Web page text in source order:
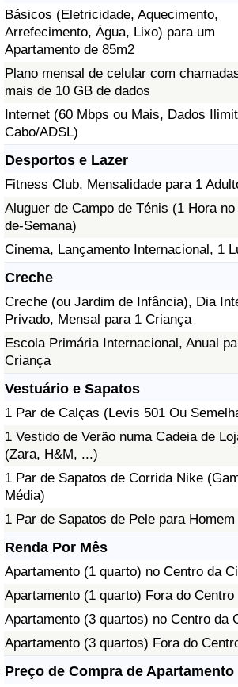
Básicos (Eletricidade, Aquecimento,
Arrefecimento, Água, Lixo) para um
Apartamento de 85m2
Plano mensal de celular com
mais de 10 GB de dados
Internet (60 Mbps ou Mais, Dados
Cabo/ADSL)
Desportos e Lazer
Fitness Club, Mensalidade para 1
Aluguer de Campo de Ténis (1 Hora no
de-Semana)
Cinema, Lançamento Internacional, 1
Creche
Creche (ou Jardim de Infância), Dia
Privado, Mensal para 1 Criança
Escola Primária Internacional, Anual
Criança
Vestuário e Sapatos
1 Par de Calças (Levis 501 Ou
1 Vestido de Verão numa Cadeia de
(Zara, H&M, ...)
1 Par de Sapatos de Corrida Nike
Média)
1 Par de Sapatos de Pele para Homem
Renda Por Mês
Apartamento (1 quarto) no Centro da
Apartamento (1 quarto) Fora do Centro
Apartamento (3 quartos) no Centro da
Apartamento (3 quartos) Fora do
Preço de Compra de Apartamento